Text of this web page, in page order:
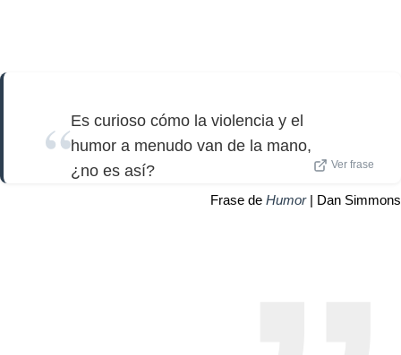
Es curioso cómo la violencia y el
humor a menudo van de la mano,
¿no es así?
Ver frase
Frase de Humor| Dan Simmons